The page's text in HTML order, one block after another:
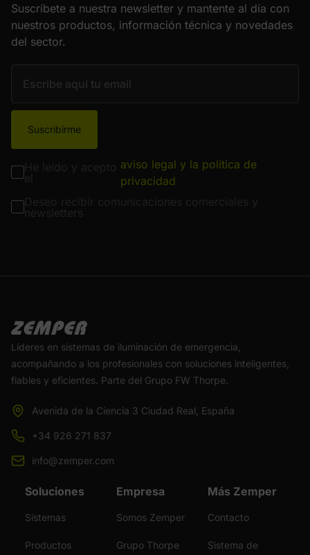
Suscríbete a nuestra newsletter y mantente al día con
nuestros productos, información técnica y novedades
del sector.
Suscribirme
aviso legal y la política de
privacidad
Líderes en sistemas de iluminación de emergencia,
acompañando a los profesionales con soluciones inteligentes,
fiables y eficientes. Parte del Grupo FW Thorpe.
Avenida de la Ciencia 3 Ciudad Real, España
+34 926 271 837
info@zemper.com
Soluciones
Sistemas
Productos
Empresa
Somos Zemper
Grupo Thorpe
Más Zemper
Contacto
Sistema de